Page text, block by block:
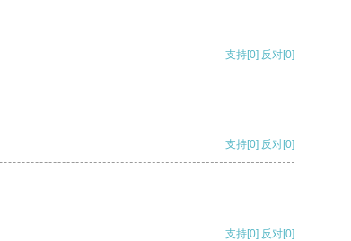
支持[0] 反对[0]
支持[0] 反对[0]
支持[0] 反对[0]